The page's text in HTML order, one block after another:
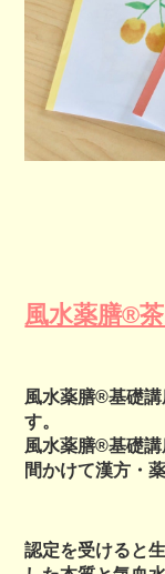
風水薬膳®
風水薬膳®基礎
す。
風水薬膳®基礎講
間かけて漢方・
認定を受けると